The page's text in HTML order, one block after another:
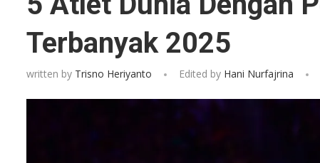
Terbanyak 2025
written by Trisno Heriyanto Edited by Hani Nurfajrina